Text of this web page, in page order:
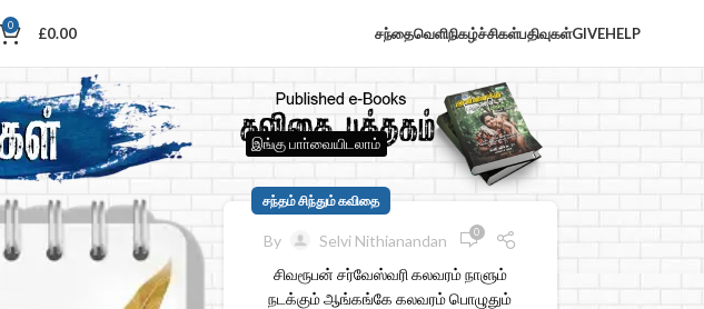
0 £0.00 சந்தைவெளிநிகழ்ச்சிகள்பதிவுகள்GIVEHELP
இங்கு பாா்வையிடலாம்
சந்தம் சிந்தும் கவிதை
By Selvi Nithianandan 0
சிவரூபன் சர்வேஸ்வரி கலவரம் நாளும்
நடக்கும் ஆங்கங்கே கலவரம் பொழுதும்